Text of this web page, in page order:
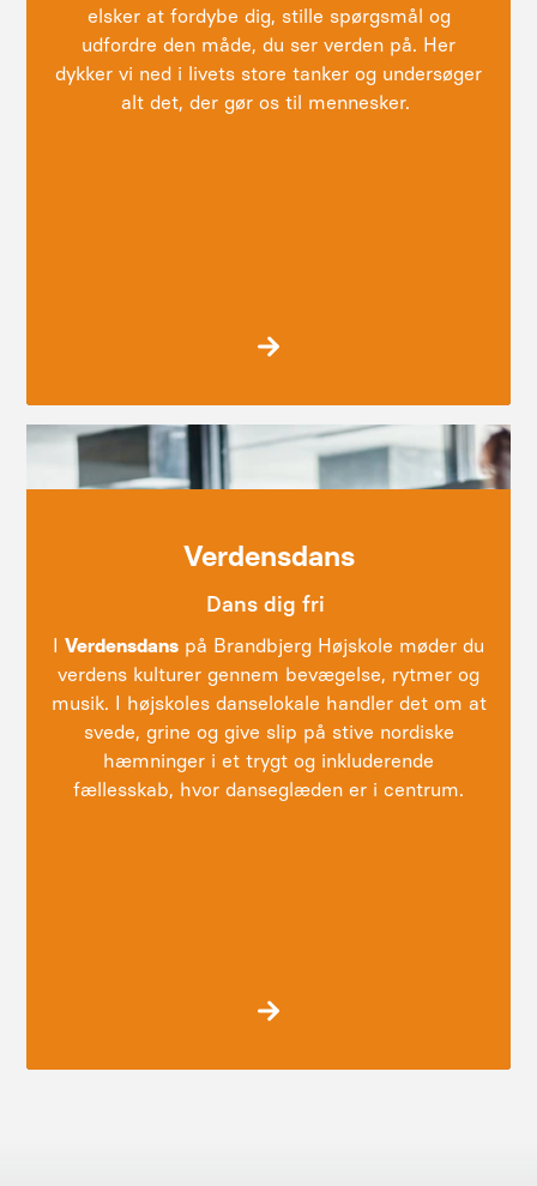
Filosofi
elsker at fordybe dig, stille spørgsmål og
udfordre den måde, du ser verden på. Her
dykker vi ned i livets store tanker og undersøger
alt det, der gør os til mennesker.
Verdensdans
Verdensdans
Dans dig fri
I Verdensdans på Brandbjerg Højskole møder du
verdens kulturer gennem bevægelse, rytmer og
musik. I højskoles danselokale handler det om at
svede, grine og give slip på stive nordiske
hæmninger i et trygt og inkluderende
fællesskab, hvor danseglæden er i centrum.